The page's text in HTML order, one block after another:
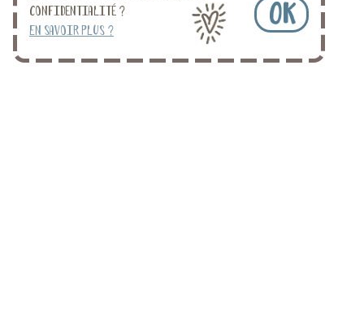
confidentialité ?
En savoir plus ?
OK